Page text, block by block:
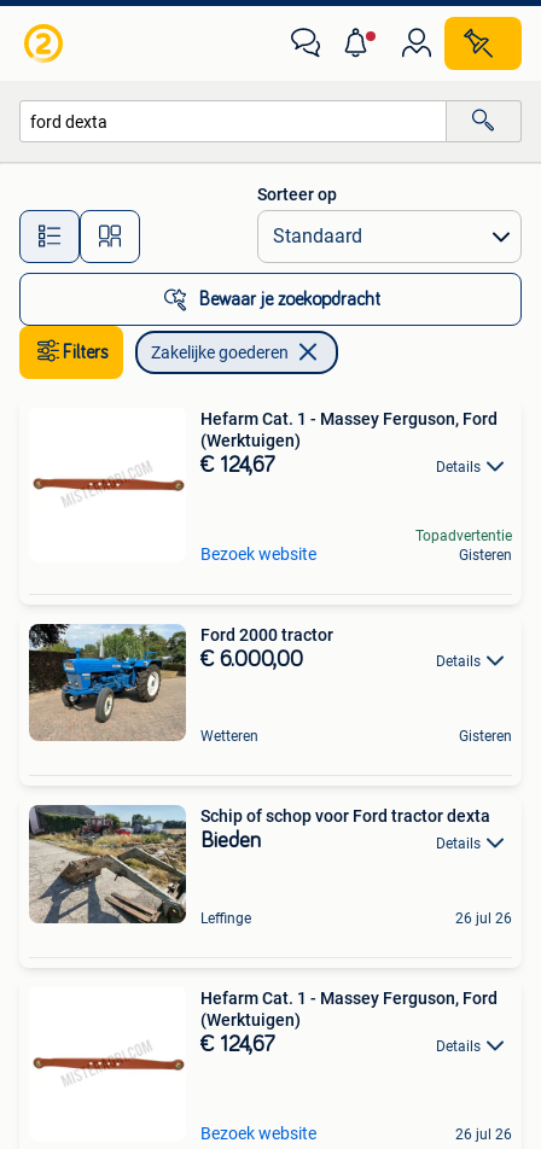
Alle afstanden…
Sorteer op
Bewaar je zoekopdracht
Filters Zakelijke goederen
Hefarm Cat. 1 - Massey Ferguson, Ford
(Werktuigen)
€ 124,67 Details
Bezoek website
Topadvertentie
Gisteren
Ford 2000 tractor
€ 6.000,00 Details
Wetteren Gisteren
Schip of schop voor Ford tractor dexta
Bieden Details
Leffinge 26 jul 26
Hefarm Cat. 1 - Massey Ferguson, Ford
(Werktuigen)
€ 124,67 Details
Bezoek website 26 jul 26